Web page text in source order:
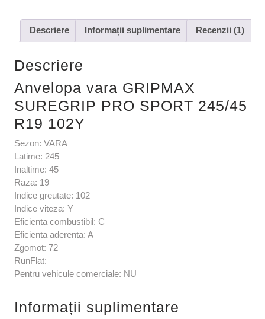
Descriere Informații suplimentare Recenzii (1)
Descriere
Anvelopa vara GRIPMAX
SUREGRIP PRO SPORT 245/45
R19 102Y
Sezon: VARA
Latime: 245
Inaltime: 45
Raza: 19
Indice greutate: 102
Indice viteza: Y
Eficienta combustibil: C
Eficienta aderenta: A
Zgomot: 72
RunFlat:
Pentru vehicule comerciale: NU
Informații suplimentare